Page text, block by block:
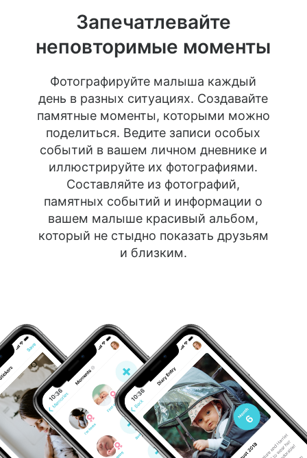
Запечатлевайте
неповторимые моменты
Фотографируйте малыша каждый
день в разных ситуациях. Создавайте
памятные моменты, которыми можно
поделиться. Ведите записи особых
событий в вашем личном дневнике и
иллюстрируйте их фотографиями.
Составляйте из фотографий,
памятных событий и информации о
вашем малыше красивый альбом,
который не стыдно показать друзьям
и близким.
10:36 10:36